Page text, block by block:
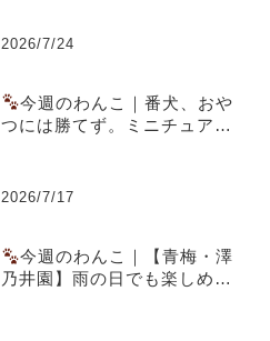
2026/7/24
今週のわんこ｜番犬、おや
つには勝てず。ミニチュア・
2026/7/17
今週のわんこ｜【青梅・澤
乃井園】雨の日でも楽しめる